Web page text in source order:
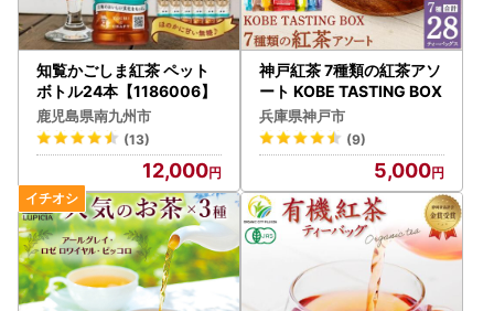
知覧かごしま紅茶 ペット
ボトル24本【1186006】
鹿児島県南九州市
(13)
12,000
神戸紅茶 7種類の紅茶アソ
ート KOBE TASTING BOX
兵庫県神戸市
(9)
5,000